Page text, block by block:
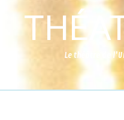
Le théâtre de